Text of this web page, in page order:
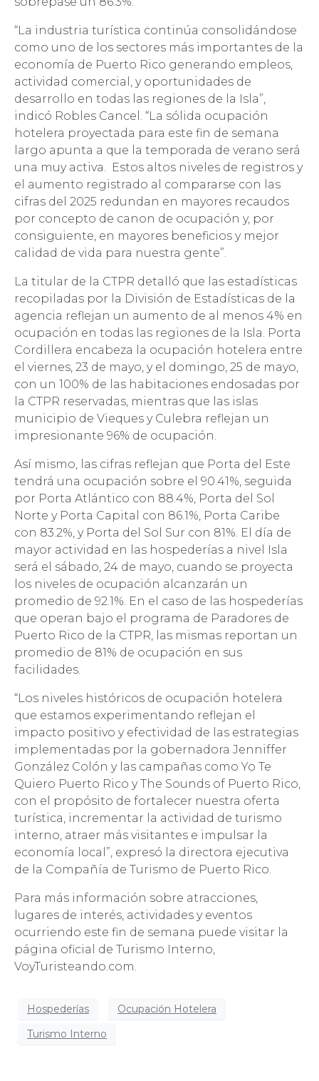
“La industria turística continúa consolidándose
como uno de los sectores más importantes de la
economía de Puerto Rico generando empleos,
actividad comercial, y oportunidades de
desarrollo en todas las regiones de la Isla”,
indicó Robles Cancel. “La sólida ocupación
hotelera proyectada para este fin de semana
largo apunta a que la temporada de verano será
una muy activa. Estos altos niveles de registros y
el aumento registrado al compararse con las
cifras del 2025 redundan en mayores recaudos
por concepto de canon de ocupación y, por
consiguiente, en mayores beneficios y mejor
calidad de vida para nuestra gente”.
La titular de la CTPR detalló que las estadísticas
recopiladas por la División de Estadísticas de la
agencia reflejan un aumento de al menos 4% en
ocupación en todas las regiones de la Isla. Porta
Cordillera encabeza la ocupación hotelera entre
el viernes, 23 de mayo, y el domingo, 25 de mayo,
con un 100% de las habitaciones endosadas por
la CTPR reservadas, mientras que las islas
municipio de Vieques y Culebra reflejan un
impresionante 96% de ocupación.
Así mismo, las cifras reflejan que Porta del Este
tendrá una ocupación sobre el 90.41%, seguida
por Porta Atlántico con 88.4%, Porta del Sol
Norte y Porta Capital con 86.1%, Porta Caribe
con 83.2%, y Porta del Sol Sur con 81%. El día de
mayor actividad en las hospederías a nivel Isla
será el sábado, 24 de mayo, cuando se proyecta
los niveles de ocupación alcanzarán un
promedio de 92.1%. En el caso de las hospederías
que operan bajo el programa de Paradores de
Puerto Rico de la CTPR, las mismas reportan un
promedio de 81% de ocupación en sus
facilidades.
“Los niveles históricos de ocupación hotelera
que estamos experimentando reflejan el
impacto positivo y efectividad de las estrategias
implementadas por la gobernadora Jenniffer
González Colón y las campañas como Yo Te
Quiero Puerto Rico y The Sounds of Puerto Rico,
con el propósito de fortalecer nuestra oferta
turística, incrementar la actividad de turismo
interno, atraer más visitantes e impulsar la
economía local”, expresó la directora ejecutiva
de la Compañía de Turismo de Puerto Rico.
Para más información sobre atracciones,
lugares de interés, actividades y eventos
ocurriendo este fin de semana puede visitar la
página oficial de Turismo Interno,
VoyTuristeando.com.
Hospederías
Ocupación Hotelera
Turismo Interno